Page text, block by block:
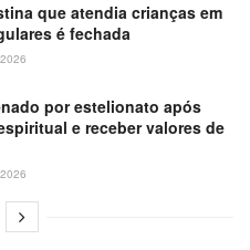
que atendia crianças em
é fechada
por estelionato após
e receber valores de